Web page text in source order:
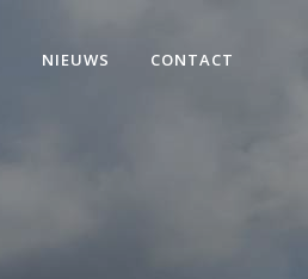
NIEUWS CONTACT